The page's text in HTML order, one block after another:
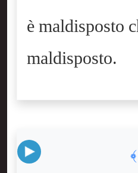
è maldisposto
maldisposto.